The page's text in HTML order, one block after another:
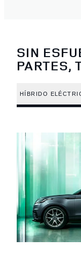
SIN
PARTES,
HÍBRIDO